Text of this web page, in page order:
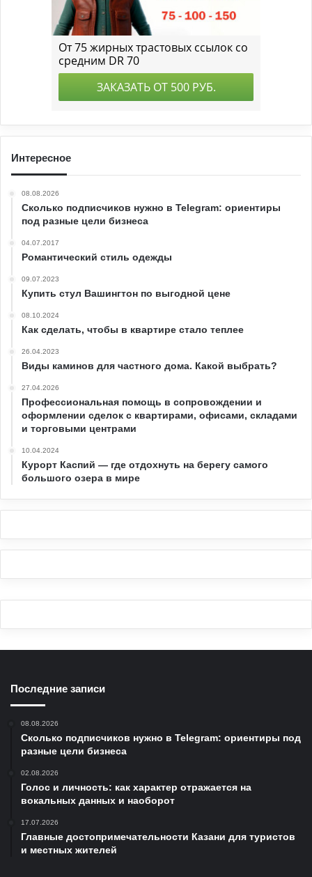
Интересное
08.08.2026
Сколько подписчиков нужно в Telegram: ориентиры
под разные цели бизнеса
04.07.2017
Романтический стиль одежды
09.07.2023
Купить стул Вашингтон по выгодной цене
08.10.2024
Как сделать, чтобы в квартире стало теплее
26.04.2023
Виды каминов для частного дома. Какой выбрать?
27.04.2026
Профессиональная помощь в сопровождении и
оформлении сделок с квартирами, офисами, складами
и торговыми центрами
10.04.2024
Курорт Каспий — где отдохнуть на берегу самого
большого озера в мире
Последние записи
08.08.2026
Сколько подписчиков нужно в Telegram: ориентиры под
разные цели бизнеса
02.08.2026
Голос и личность: как характер отражается на
вокальных данных и наоборот
17.07.2026
Главные достопримечательности Казани для туристов
и местных жителей